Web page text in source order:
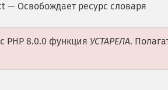
— Освобождает ресурс словаря
PHP 8.0.0 функция УСТАРЕЛА.